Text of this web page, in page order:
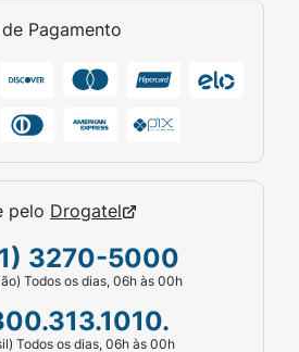
Pagamento
pelo Drogatel
3270-5000
Todos os dias, 06h às 00h
Todos os dias, 06h às 00h